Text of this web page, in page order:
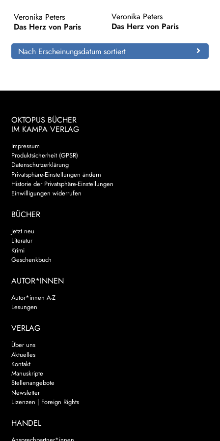
Veronika Peters
Das Herz von Paris
Veronika Peters
Das Herz von Paris
Nach Erscheinungsdatum sortiert
OKTOPUS BÜCHER
IM KAMPA VERLAG
Impressum
Produktsicherheit (GPSR)
Datenschutzerklärung
Privatsphäre-Einstellungen ändern
Historie der Privatsphäre-Einstellungen
Einwilligungen widerrufen
BÜCHER
Jetzt neu
Literatur
Krimi
Geschenkbuch
AUTOR*INNEN
Autor*innen A-Z
Lesungen
VERLAG
Über uns
Aktuelles
Kontakt
Manuskripte
Stellenangebote
Newsletter
Lizenzen | Foreign Rights
HANDEL